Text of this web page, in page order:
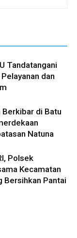
Tandatangani
dan
Berkibar di Batu
Natuna
Polsek
Kecamatan
Bersihkan Pantai